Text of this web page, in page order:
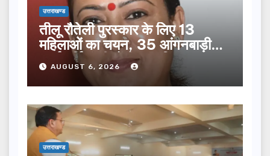
उत्तराखण्ड
तीलू रौतेली पुरस्कार के लिए 13
महिलाओं का चयन, 35 आंगनबाड़ी
कार्यकर्तियां भी होंगी सम्मानित…
AUGUST 6, 2026
उत्तराखण्ड